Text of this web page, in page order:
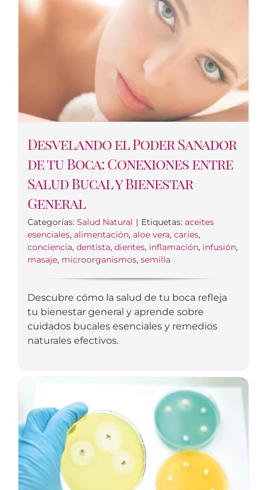
Desvelando el Poder Sanador
de tu Boca: Conexiones entre
Salud Bucal y Bienestar
General
Categorías: Salud Natural | Etiquetas: aceites
esenciales, alimentación, aloe vera, caries,
conciencia, dentista, dientes, inflamación, infusión,
masaje, microorganismos, semilla
Descubre cómo la salud de tu boca refleja
tu bienestar general y aprende sobre
cuidados bucales esenciales y remedios
naturales efectivos.